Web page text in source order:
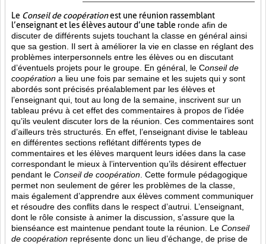
Le Conseil de coopérationest une réunion rassemblant
l’enseignant et les élèves autour d’une table ronde afin de
discuter de différents sujets touchant la classe en général ainsi
que sa gestion. Il sert à améliorer la vie en classe en réglant des
problèmes interpersonnels entre les élèves ou en discutant
d’éventuels projets pour le groupe. En général, le Conseil de
coopération a lieu une fois par semaine et les sujets qui y sont
abordés sont précisés préalablement par les élèves et
l’enseignant qui, tout au long de la semaine, inscrivent sur un
tableau prévu à cet effet des commentaires à propos de l’idée
qu’ils veulent discuter lors de la réunion. Ces commentaires sont
d’ailleurs très structurés. En effet, l’enseignant divise le tableau
en différentes sections reflétant différents types de
commentaires et les élèves marquent leurs idées dans la case
correspondant le mieux à l’intervention qu’ils désirent effectuer
pendant le Conseil de coopération . Cette formule pédagogique
permet non seulement de gérer les problèmes de la classe,
mais également d’apprendre aux élèves comment communiquer
et résoudre des conflits dans le respect d’autrui. L’enseignant,
dont le rôle consiste à animer la discussion, s’assure que la
bienséance est maintenue pendant toute la réunion. Le Conseil
de coopération représente donc un lieu d’échange, de prise de